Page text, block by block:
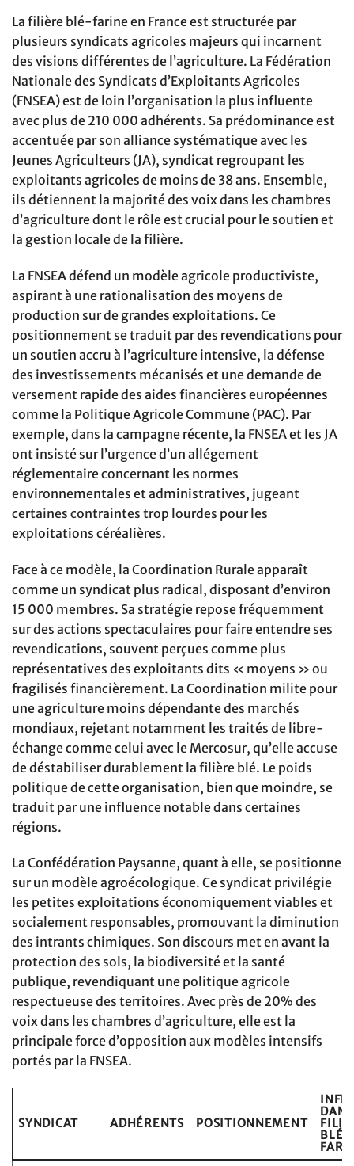
La filière blé-farine en France est structurée par
plusieurs syndicats agricoles majeurs qui incarnent
des visions différentes de l’agriculture. La Fédération
Nationale des Syndicats d’Exploitants Agricoles
(FNSEA) est de loin l’organisation la plus influente
avec plus de 210 000 adhérents. Sa prédominance est
accentuée par son alliance systématique avec les
Jeunes Agriculteurs (JA), syndicat regroupant les
exploitants agricoles de moins de 38 ans. Ensemble,
ils détiennent la majorité des voix dans les chambres
d’agriculture dont le rôle est crucial pour le soutien et
la gestion locale de la filière.
La FNSEA défend un modèle agricole productiviste,
aspirant à une rationalisation des moyens de
production sur de grandes exploitations. Ce
positionnement se traduit par des revendications pour
un soutien accru à l’agriculture intensive, la défense
des investissements mécanisés et une demande de
versement rapide des aides financières européennes
comme la Politique Agricole Commune (PAC). Par
exemple, dans la campagne récente, la FNSEA et les JA
ont insisté sur l’urgence d’un allégement
réglementaire concernant les normes
environnementales et administratives, jugeant
certaines contraintes trop lourdes pour les
exploitations céréalières.
Face à ce modèle, la Coordination Rurale apparaît
comme un syndicat plus radical, disposant d’environ
15 000 membres. Sa stratégie repose fréquemment
sur des actions spectaculaires pour faire entendre ses
revendications, souvent perçues comme plus
représentatives des exploitants dits « moyens » ou
fragilisés financièrement. La Coordination milite pour
une agriculture moins dépendante des marchés
mondiaux, rejetant notamment les traités de libre-
échange comme celui avec le Mercosur, qu’elle accuse
de déstabiliser durablement la filière blé. Le poids
politique de cette organisation, bien que moindre, se
traduit par une influence notable dans certaines
régions.
La Confédération Paysanne, quant à elle, se positionne
sur un modèle agroécologique. Ce syndicat privilégie
les petites exploitations économiquement viables et
socialement responsables, promouvant la diminution
des intrants chimiques. Son discours met en avant la
protection des sols, la biodiversité et la santé
publique, revendiquant une politique agricole
respectueuse des territoires. Avec près de 20% des
voix dans les chambres d’agriculture, elle est la
principale force d’opposition aux modèles intensifs
portés par la FNSEA.
SYNDICAT ADHÉRENTS POSITIONNEMENT
BLÉ-